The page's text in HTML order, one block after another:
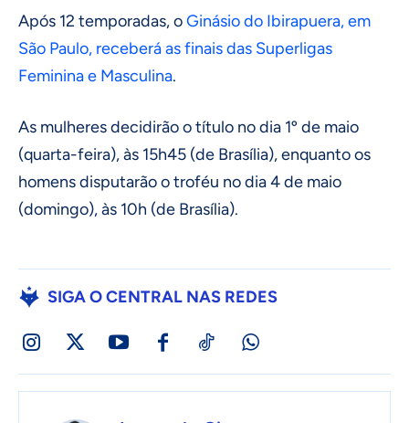
Após 12 temporadas, oGinásio do Ibirapuera, em
São Paulo, receberá as finais das Superligas
Feminina e Masculina.
As mulheres decidirão o título no dia 1º de maio
(quarta-feira), às 15h45 (de Brasília), enquanto os
homens disputarão o troféu no dia 4 de maio
(domingo), às 10h (de Brasília).
SIGA O CENTRAL NAS REDES